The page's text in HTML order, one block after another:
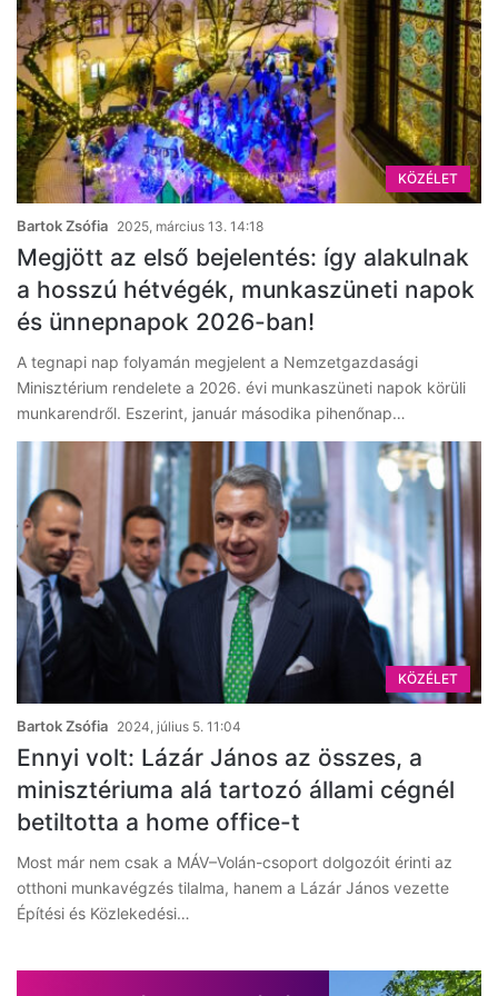
KÖZÉLET
Bartok Zsófia 2025, március 13. 14:18
Megjött az első bejelentés: így alakulnak
a hosszú hétvégék, munkaszüneti napok
és ünnepnapok 2026-ban!
A tegnapi nap folyamán megjelent a Nemzetgazdasági
Minisztérium rendelete a 2026. évi munkaszüneti napok körüli
munkarendről. Eszerint, január másodika pihenőnap…
KÖZÉLET
Bartok Zsófia 2024, július 5. 11:04
Ennyi volt: Lázár János az összes, a
minisztériuma alá tartozó állami cégnél
betiltotta a home office-t
Most már nem csak a MÁV–Volán-csoport dolgozóit érinti az
otthoni munkavégzés tilalma, hanem a Lázár János vezette
Építési és Közlekedési…